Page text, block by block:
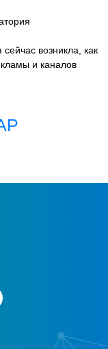
возникла, как
и каналов